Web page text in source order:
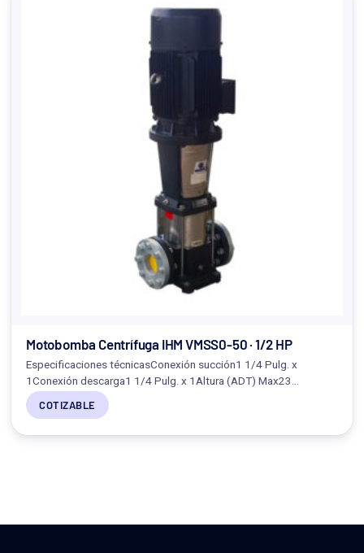
Motobomba Centrífuga IHM VMSS0-50 · 1/2 HP
Especificaciones técnicasConexión succión1 1/4 Pulg. x
1Conexión descarga1 1/4 Pulg. x 1Altura (ADT) Max23…
COTIZABLE